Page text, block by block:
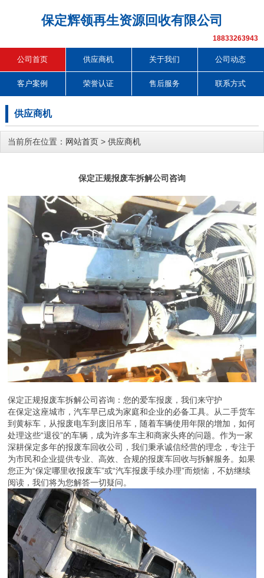
保定辉领再生资源回收有限公司
18833263943
公司首页 供应商机 关于我们 公司动态
客户案例 荣誉认证 售后服务 联系方式
供应商机
当前所在位置： 网站首页 > 供应商机
保定正规报废车拆解公司咨询
保定正规报废车拆解公司咨询：您的爱车报废，我们来守护
在保定这座城市，汽车早已成为家庭和企业的必备工具。从二手货车
到黄标车，从报废电车到废旧吊车，随着车辆使用年限的增加，如何
处理这些“退役”的车辆，成为许多车主和商家头疼的问题。作为一家
深耕保定多年的报废车回收公司，我们秉承诚信经营的理念，专注于
为市民和企业提供专业、高效、合规的报废车回收与拆解服务。如果
您正为“保定哪里收报废车”或“汽车报废手续办理”而烦恼，不妨继续
阅读，我们将为您解答一切疑问。